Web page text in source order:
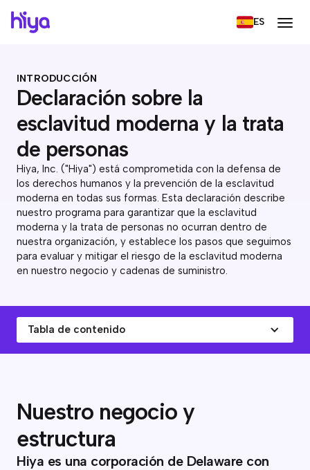
ES
INTRODUCCIÓN
Declaración sobre la
esclavitud moderna y la trata
de personas
Hiya, Inc. ("Hiya") está comprometida con la defensa de
los derechos humanos y la prevención de la esclavitud
moderna en todas sus formas. Esta declaración describe
nuestro programa para garantizar que la esclavitud
moderna y la trata de personas no ocurran dentro de
nuestra organización, y establece los pasos que seguimos
para evaluar y mitigar el riesgo de la esclavitud moderna
en nuestro negocio y cadenas de suministro.
Tabla de contenido
Nuestro negocio y
estructura
Hiya es una corporación de Delaware con